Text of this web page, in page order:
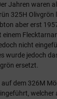
Jahren waren
325H Olivgrön
aber erst
einem
nicht
wurde jedoch
ersetzt.
dem 326M
welcher